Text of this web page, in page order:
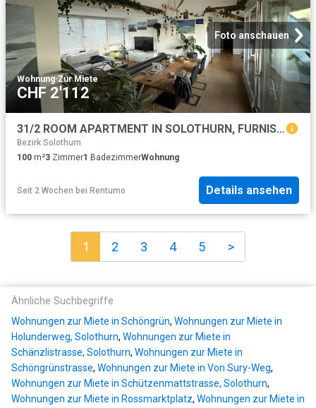
Foto anschauen
Wohnung·Zur Miete
CHF 2'112
31/2 ROOM APARTMENT IN SOLOTHURN, FURNISHED, TEMPORARY
Bezirk Solothurn
100 m²3 Zimmer1 BadezimmerWohnung
Seit 2 Wochen bei Rentumo Details ansehen
1 2 3 4 5 >
Ähnliche Suchbegriffe
Wohnungen zur Miete in Schöngrün, Wohnungen zur Miete in
Holunderweg, Solothurn, Wohnungen zur Miete in
Schänzlistrasse, Solothurn, Wohnungen zur Miete in
Schöngrünstrasse, Wohnungen zur Miete in Von Sury-Weg,
Wohnungen zur Miete in Schützenmattstrasse, Solothurn,
Wohnungen zur Miete in Rossmarktplatz, Wohnungen zur Miete in